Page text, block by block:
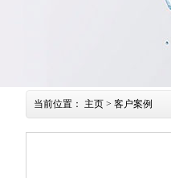
当前位置： 主页 > 客户案例